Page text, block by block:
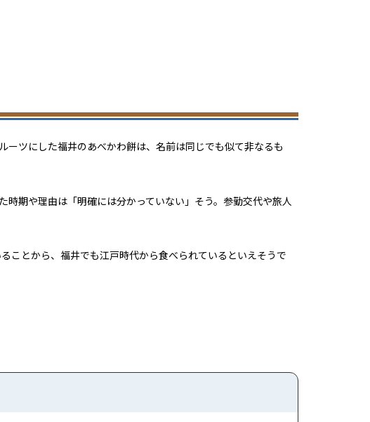
ツにした福井のあべかわ餅は、名前は同じでも似て非なるも
期や理由は「明確には分かっていない」そう。参勤交代や旅人
ことから、福井でも江戸時代から食べられているといえそうで